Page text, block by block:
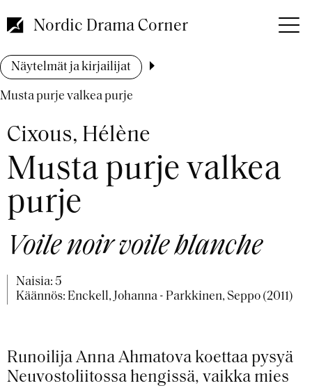
pääsisältöön
Nordic Drama Corner
Murupolku
Näytelmät ja kirjailijat
Musta purje valkea purje
Cixous, Hélène
Musta purje valkea
purje
Voile noir voile blanche
Naisia: 5
Käännös: Enckell, Johanna - Parkkinen, Seppo (2011)
Runoilija Anna Ahmatova koettaa pysyä
Neuvostoliitossa hengissä, vaikka mies